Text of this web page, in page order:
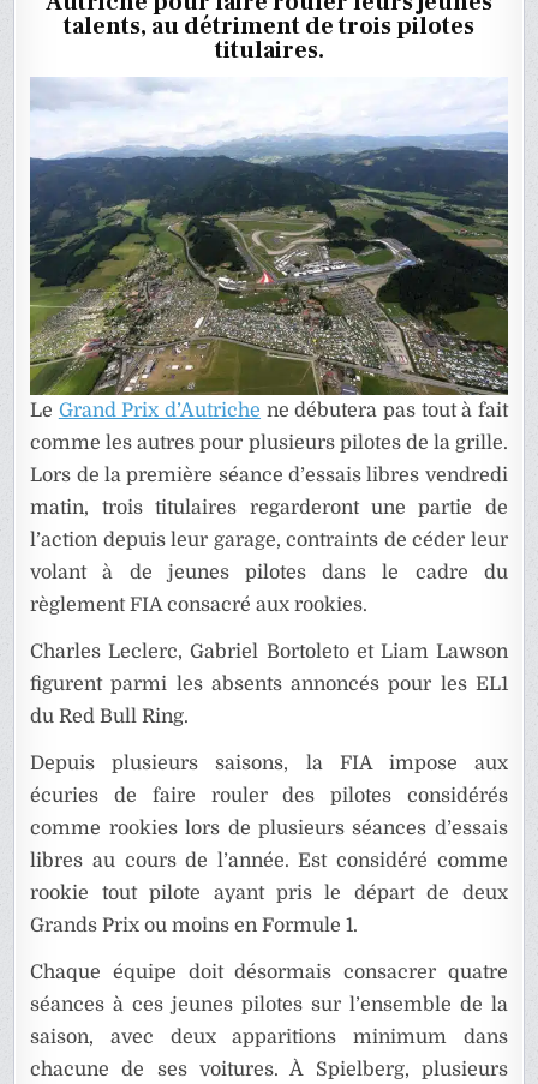
talents, au détriment de trois pilotes
titulaires.
Le Grand Prix d’Autriche ne débutera pas tout à fait
comme les autres pour plusieurs pilotes de la grille.
Lors de la première séance d’essais libres vendredi
matin, trois titulaires regarderont une partie de
l’action depuis leur garage, contraints de céder leur
volant à de jeunes pilotes dans le cadre du
règlement FIA consacré aux rookies.
Charles Leclerc, Gabriel Bortoleto et Liam Lawson
figurent parmi les absents annoncés pour les EL1
du Red Bull Ring.
Depuis plusieurs saisons, la FIA impose aux
écuries de faire rouler des pilotes considérés
comme rookies lors de plusieurs séances d’essais
libres au cours de l’année. Est considéré comme
rookie tout pilote ayant pris le départ de deux
Grands Prix ou moins en Formule 1.
Chaque équipe doit désormais consacrer quatre
séances à ces jeunes pilotes sur l’ensemble de la
saison, avec deux apparitions minimum dans
chacune de ses voitures. À Spielberg, plusieurs